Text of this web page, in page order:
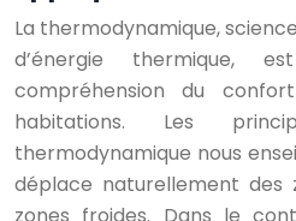
La thermodynamique,
d’énergie
compréhension du
habitations. Les
thermodynamique nous
déplace naturellement des